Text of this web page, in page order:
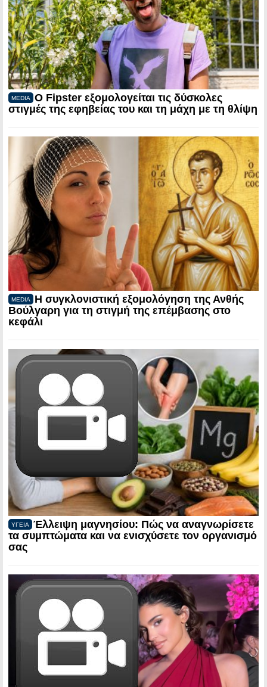
MEDIA
Ο Fipster εξομολογείται τις δύσκολες
στιγμές της εφηβείας του και τη μάχη με τη θλίψη
MEDIA
Η συγκλονιστική εξομολόγηση της Ανθής
Βούλγαρη για τη στιγμή της επέμβασης στο
κεφάλι
ΥΓΕΙΑ
Έλλειψη μαγνησίου: Πώς να αναγνωρίσετε
τα συμπτώματα και να ενισχύσετε τον οργανισμό
σας